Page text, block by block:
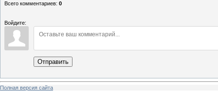
Всего комментариев: 0
Войдите:
Отправить
Полная версия сайта